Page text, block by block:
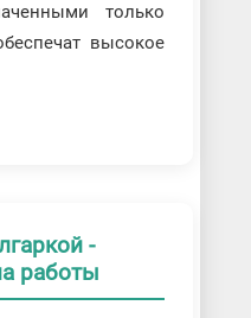
только
высокое
-
работы